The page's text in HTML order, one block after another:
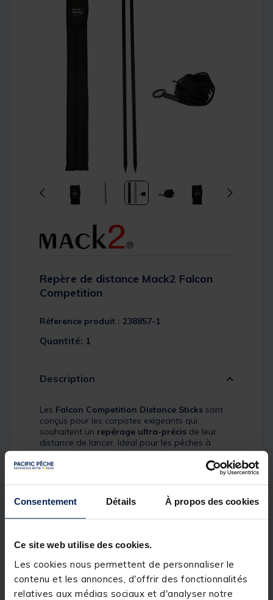
Consentement Détails À propos des cookies
Ce site web utilise des cookies.
Les cookies nous permettent de personnaliser le
contenu et les annonces, d'offrir des fonctionnalités
relatives aux médias sociaux et d'analyser notre
Repère de distance Mack2 Falcon
Competition
Réference produit : 238857-1
Quantité: 1
Description
Les Falcon Competition Distance Sticks sont
conçus pour les carpistes exigeants qui
souhaitent un repérage ultra-précis de leur
distance de lancer. Idéal pour les pêches à
longue distance, ce kit permet de mesurer
facilement la longueur de ligne à sortir pour un
Grâce à sesdeux piques solides, unecorde de
devient un outil indispensable pour optimiser
vos amorçages et atteindre vos spots à la
perfection.